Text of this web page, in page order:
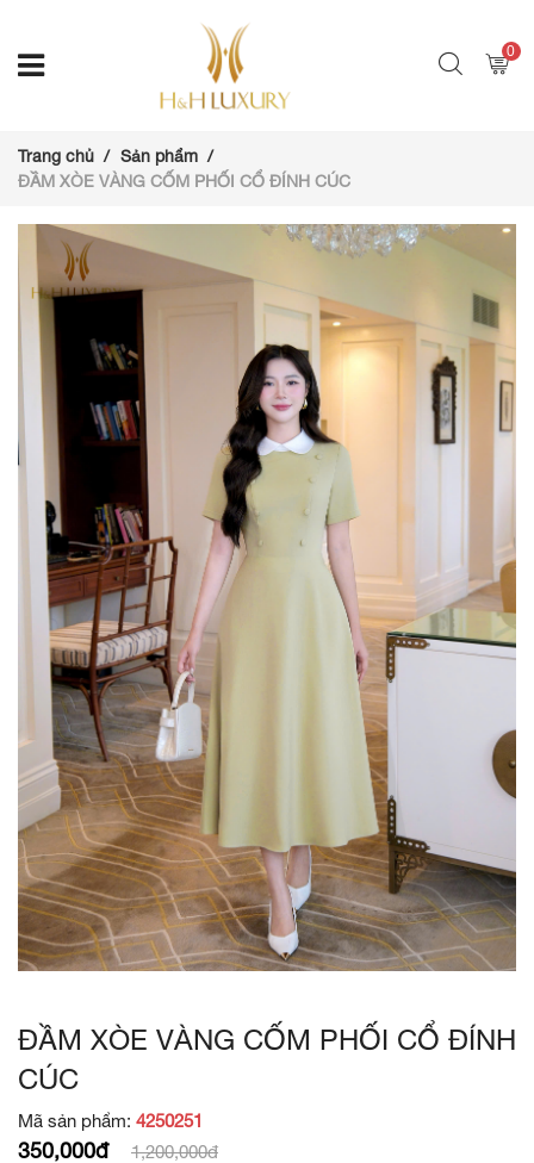
0
Trang chủ
Sản phẩm
ĐẦM XÒE VÀNG CỐM PHỐI CỔ ĐÍNH CÚC
ĐẦM XÒE VÀNG CỐM PHỐI CỔ ĐÍNH
CÚC
Mã sản phẩm: 4250251
350,000đ 1,200,000đ